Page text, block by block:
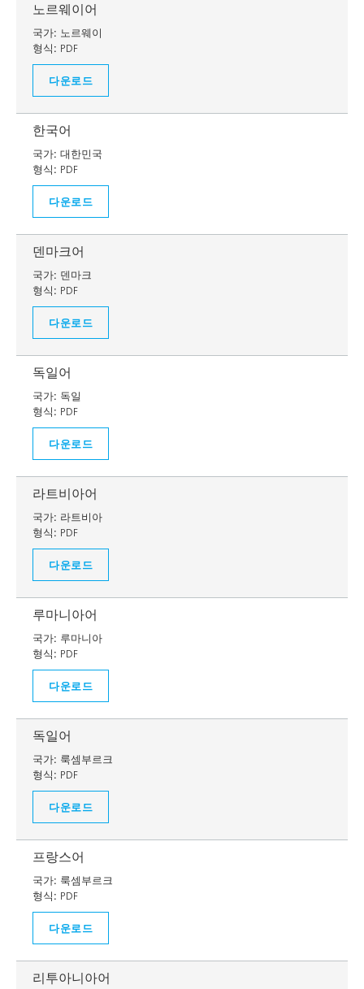
노르웨이어
국가: 노르웨이
형식: PDF
다운로드
한국어
국가: 대한민국
형식: PDF
다운로드
덴마크어
국가: 덴마크
형식: PDF
다운로드
독일어
국가: 독일
형식: PDF
다운로드
라트비아어
국가: 라트비아
형식: PDF
다운로드
루마니아어
국가: 루마니아
형식: PDF
다운로드
독일어
국가: 룩셈부르크
형식: PDF
다운로드
프랑스어
국가: 룩셈부르크
형식: PDF
다운로드
리투아니아어